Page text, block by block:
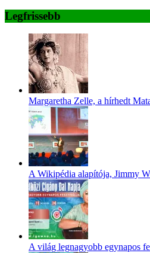
Legfrissebb
Margaretha Zelle, a hírhedt
A Wikipédia alapítója, Jimmy
A világ legnagyobb egynapos